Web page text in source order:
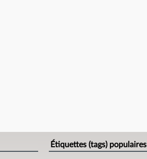
Étiquettes (tags) populaires